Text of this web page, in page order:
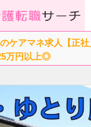
ケアマネ求人【正社
万円以上◎